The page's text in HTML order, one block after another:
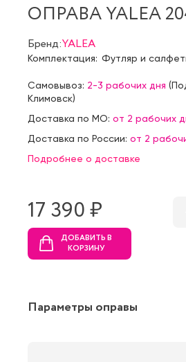
ОПРАВА YALEA
Бренд:YALEA
Комплектация: Футляр и
Самовывоз: 2-3 рабочих дня (
Климовск)
Доставка по МО: от 2 рабочих
Доставка по России: от 2
Подробнее о доставке
17 390 ₷
ДОБАВИТЬ В
КОРЗИНУ
Параметры оправы